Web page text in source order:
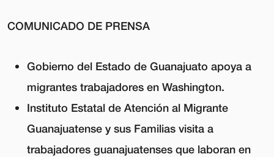
COMUNICADO DE PRENSA
Gobierno del Estado de Guanajuato apoya a
migrantes trabajadores en Washington.
Instituto Estatal de Atención al Migrante
Guanajuatense y sus Familias visita a
trabajadores guanajuatenses que laboran en